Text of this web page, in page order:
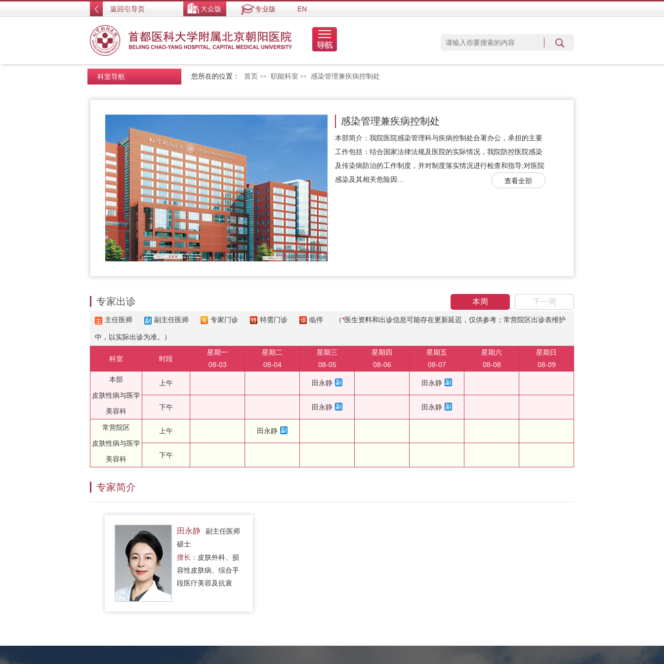
返回引导页 大众版 专业版 EN
您所在的位置： 首页 >> 职能科室 >> 感染管理兼疾病控制处
科室导航
感染管理兼疾病控制处
本部简介：我院医院感染管理科与疾病控制处合署办公，承担的主要
工作包括：结合国家法律法规及医院的实际情况，我院防控医院感染
及传染病防治的工作制度，并对制度落实情况进行检查和指导;对医院
感染及其相关危险因…
查看全部
本周 下一周
专家出诊
主任医师 副主任医师 专家门诊 特需门诊 临停 （*医生资料和出诊信息可能存在更新延迟，仅供参考；常营院区出诊表维护
中，以实际出诊为准。）
科室 时段
星期一
08-03
星期二
08-04
星期三
08-05
星期四
08-06
星期五
08-07
星期六
08-08
星期日
08-09
本部
皮肤性病与医学
美容科
上午 田永静 田永静
下午 田永静 田永静
常营院区
皮肤性病与医学
美容科
上午 田永静
下午
专家简介
田永静
副主任医师
硕士
擅长： 皮肤外科、损
容性皮肤病、综合手
段医疗美容及抗衰